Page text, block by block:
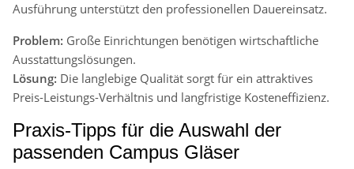
Ausführung unterstützt den professionellen Dauereinsatz.
Problem: Große Einrichtungen benötigen wirtschaftliche
Ausstattungslösungen.
Lösung: Die langlebige Qualität sorgt für ein attraktives
Preis-Leistungs-Verhältnis und langfristige Kosteneffizienz.
Praxis-Tipps für die Auswahl der
passenden Campus Gläser